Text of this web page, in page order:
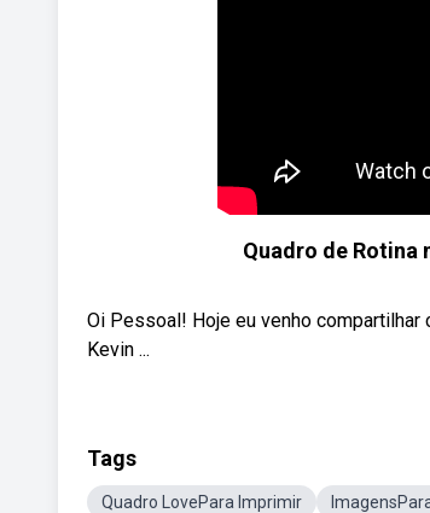
Quadro de Rotina
Oi Pessoal! Hoje eu venho
Kevin ...
Tags
Quadro LovePara Imprimir